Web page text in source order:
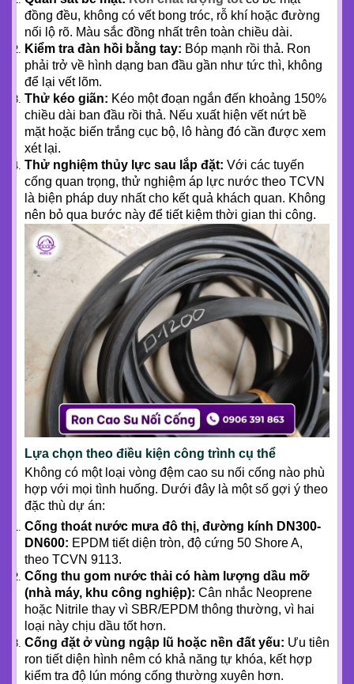
đồng đều, không có vết bong tróc, rỗ khí hoặc đường
nối lộ rõ. Màu sắc đồng nhất trên toàn chiều dài.
Kiểm tra đàn hồi bằng tay: Bóp mạnh rồi thả. Ron
phải trở về hình dạng ban đầu gần như tức thì, không
để lại vết lõm.
Thử kéo giãn: Kéo một đoạn ngắn đến khoảng 150%
chiều dài ban đầu rồi thả. Nếu xuất hiện vết nứt bề
mặt hoặc biến trắng cục bộ, lô hàng đó cần được xem
xét lại.
Thử nghiệm thủy lực sau lắp đặt: Với các tuyến
cống quan trọng, thử nghiệm áp lực nước theo TCVN
là biện pháp duy nhất cho kết quả khách quan. Không
nên bỏ qua bước này để tiết kiệm thời gian thi công.
Lựa chọn theo điều kiện công trình cụ thể
Không có một loại vòng đệm cao su nối cống nào phù
hợp với mọi tình huống. Dưới đây là một số gợi ý theo
đặc thù dự án:
Cống thoát nước mưa đô thị, đường kính DN300-
DN600: EPDM tiết diện tròn, độ cứng 50 Shore A,
theo TCVN 9113.
Cống thu gom nước thải có hàm lượng dầu mỡ
(nhà máy, khu công nghiệp): Cân nhắc Neoprene
hoặc Nitrile thay vì SBR/EPDM thông thường, vì hai
loại này chịu dầu tốt hơn.
Cống đặt ở vùng ngập lũ hoặc nền đất yếu: Ưu tiên
ron tiết diện hình nêm có khả năng tự khóa, kết hợp
kiểm tra độ lún móng cống thường xuyên hơn.